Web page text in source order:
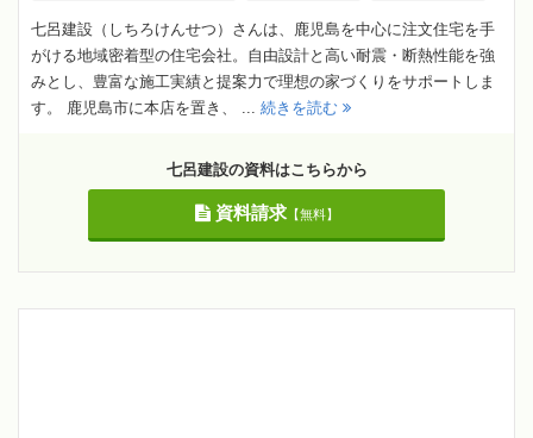
七呂建設（しちろけんせつ）さんは、鹿児島を中心に注文住宅を手
がける地域密着型の住宅会社。自由設計と高い耐震・断熱性能を強
みとし、豊富な施工実績と提案力で理想の家づくりをサポートしま
す。 鹿児島市に本店を置き、 ... 続きを読む
七呂建設の資料はこちらから
資料請求【無料】